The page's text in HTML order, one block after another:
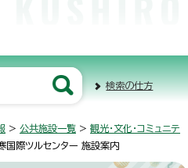
検索の仕方
> 公共施設一覧 > 観光・文化・コミュニテ
国際ツルセンター 施設案内